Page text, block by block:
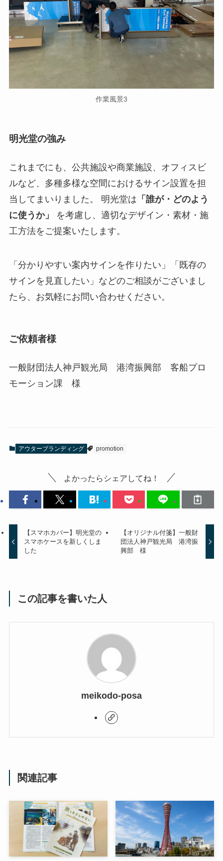
作業風景3
明光堂の強み
これまでにも、公共施設や商業施設、オフィスビ
ルなど、多種多様な空間におけるサイン設置を担
当してまいりました。 明光堂は 「誰が・どのよう
に使うか」
を考慮し、適切なデザイン・素材・施
工方法をご提案いたします。
「分かりやすい案内サインを作りたい」「既存の
サインを見直したい」などのご相談がございまし
たら、お気軽にお問い合わせください。
ご依頼者様
一般財団法人神戸観光局 港湾振興部 客船プロ
モーション課 様
アウターブランディング promotion
よかったらシェアしてね！
【スマホカバー】明光堂の
スマホケースを新しくしま
した
【オリジナル付箋】一般財
団法人神戸観光局 港湾振
興部 様
この記事を書いた人
meikodo-posa
関連記事